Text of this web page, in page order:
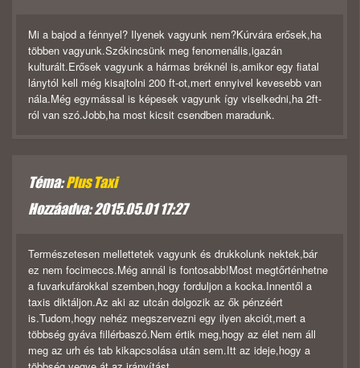
Mi a bajod a fénnyel? Ilyenek vagyunk nem?Kúrvára erősek,ha
többen vagyunk.Szókincsünk meg fenomenális,igazán
kulturált.Erősek vagyunk a hármas bréknél is,amikor egy fiatal
lánytól kell még kisajtolni 200 ft-ot,mert ennyivel kevesebb van
nála.Még egymással is képesek vagyunk így viselkedni,ha 2ft-
ról van szó.Jobb,ha most kicsit csendben maradunk.
Téma:Plus Taxi
Hozzáadva: 2015.05.01 17:27
Természetesen mellettetek vagyunk és drukkolunk nektek,bár
ez nem focimeccs.Még annál is fontosabb!Most megtőrténhetne
a fuvarkufárokkal szemben,hogy forduljon a kocka.Innentől a
taxis diktáljon.Az aki az utcán dolgozik az ők pénzéért
is.Tudom,hogy nehéz megszervezni egy ilyen akciót,mert a
többség gyáva fillérbaszó.Nem értik meg,hogy az élet nem áll
meg az urh és tab kikapcsolása után sem.Itt az ideje,hogy a